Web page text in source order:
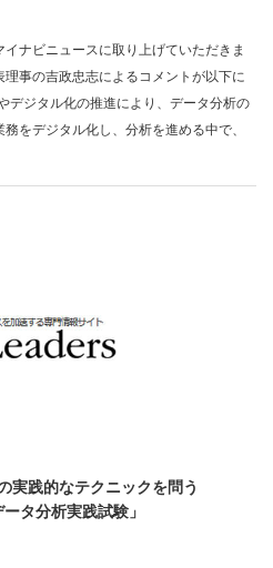
ナビニュースに取り上げていただきま
事の吉政忠志によるコメントが以下に
デジタル化の推進により、データ分析の
をデジタル化し、分析を進める中で、
践的なテクニックを問う
タ分析実践試験」